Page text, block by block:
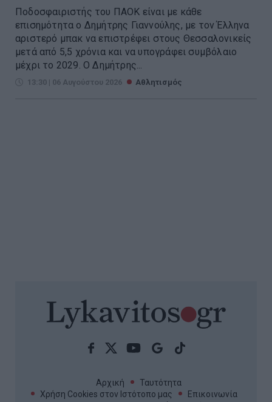
Ποδοσφαιριστής του ΠΑΟΚ είναι με κάθε
επισημότητα ο Δημήτρης Γιαννούλης, με τον Έλληνα
αριστερό μπακ να επιστρέφει στους Θεσσαλονικείς
μετά από 5,5 χρόνια και να υπογράφει συμβόλαιο
μέχρι το 2029. Ο Δημήτρης...
13:30 | 06 Αυγούστου 2026 Αθλητισμός
Αρχική
Ταυτότητα
Χρήση Cookies στον Ιστότοπο μας
Επικοινωνία